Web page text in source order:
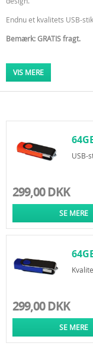
Endnu et kvalitets USB-
Bemærk: GRATIS fragt.
Super kvalitet
Kompatibel
VIS MERE
USB-
299,00 DKK
SE MERE
299,00 DKK
SE MERE